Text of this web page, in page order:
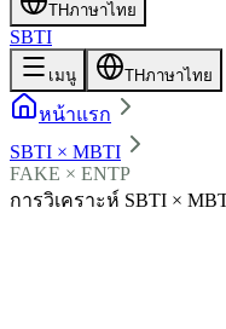
THภาษาไทย
SBTI
เมนู THภาษาไทย
หน้าแรก
SBTI × MBTI
FAKE × ENTP
การวิเคราะห์ SBTI ×